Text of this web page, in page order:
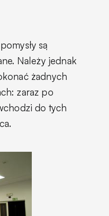
są
Należy jednak
żadnych
zaraz po
do tych